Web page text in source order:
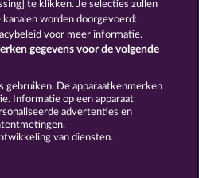
Privacyverklaring
FAQ Facebook
indienen
te klikken. Je selecties zullen
worden doorgevoerd:
voor meer informatie.
gegevens voor de volgende
gebruiken. De apparaatkenmerken
Informatie op een apparaat
advertenties en
van diensten.